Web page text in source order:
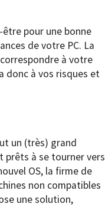
être pour une bonne
de votre PC. La
à votre
donc à vos risques et
un (très) grand
prêts à se tourner vers
OS, la firme de
non compatibles
une solution,